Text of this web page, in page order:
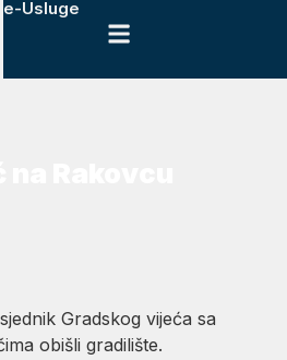
e-Usluge
Gradskog vijeća sa
obišli gradilište.